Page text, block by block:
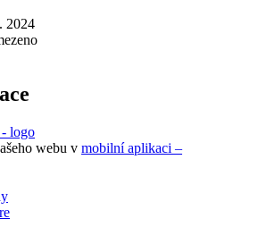
2024
webu v mobilní aplikaci –